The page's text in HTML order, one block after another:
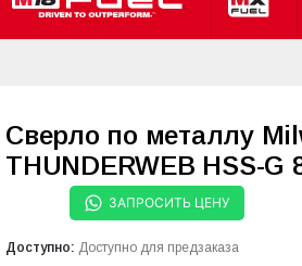
Сверло по металлу
THUNDERWEB HSS-G
ЗАПРОСИТЬ ЦЕНУ
Доступно: Доступно для предзаказа